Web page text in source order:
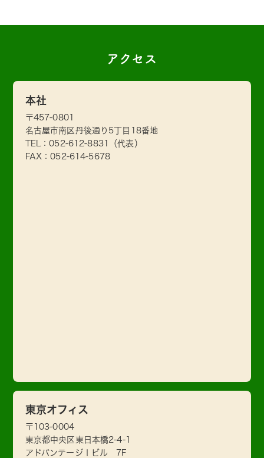
アクセス
本社
〒457-0801
名古屋市南区丹後通り5丁目18番地
TEL：052-612-8831
（代表）
FAX：052-614-5678
東京オフィス
〒103-0004
東京都中央区東日本橋2-4-1
アドバンテージⅠビル 7F